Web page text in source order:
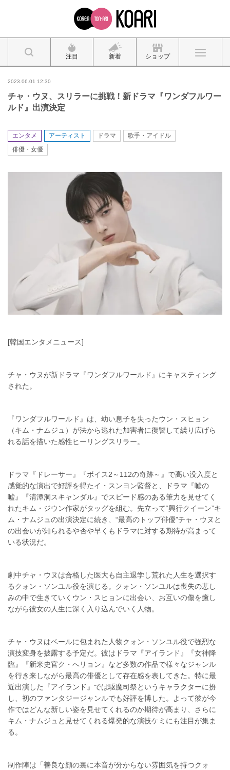
注目 新着 ショップ
2023.06.01 12:30
チャ・ウヌ、スリラーに挑戦！新ドラマ『ワンダフルワー
ルド』出演決定
エンタメ アーティスト ドラマ
歌手・アイドル
俳優・女優
[韓国エンタメニュース]
チャ・ウヌが新ドラマ『ワンダフルワールド』にキャスティング
された。
『ワンダフルワールド』は、幼い息子を失ったウン・スヒョン
（キム・ナムジュ）が法から逃れた加害者に復讐して繰り広げら
れる話を描いた感性ヒーリングスリラー。
ドラマ『ドレーサー』『ボイス2～112の奇跡～』で高い没入度と
感覚的な演出で好評を得たイ・スンヨン監督と、ドラマ『嘘の
嘘』『清潭洞スキャンダル』でスピード感のある筆力を見せてく
れたキム・ジウン作家がタッグを組む。先立って“興行クイーン”キ
ム・ナムジュの出演決定に続き、“最高のトップ俳優”チャ・ウヌと
の出会いが知られるや否や早くもドラマに対する期待が高まって
いる状況だ。
劇中チャ・ウヌは合格した医大も自主退学し荒れた人生を選択す
るクォン・ソンユル役を演じる。クォン・ソンユルは喪失の悲し
みの中で生きていくウン・スヒョンに出会い、お互いの傷を癒し
ながら彼女の人生に深く入り込んでいく人物。
チャ・ウヌはベールに包まれた人物クォン・ソンユル役で強烈な
演技変身を披露する予定だ。彼はドラマ『アイランド』『女神降
臨』『新米史官ク・へリョン』など多数の作品で様々なジャンル
を行き来しながら最高の俳優として存在感を表してきた。特に最
近出演した『アイランド』では駆魔司祭というキャラクターに扮
し、初のファンタジージャンルでも好評を博した。よって彼が今
作ではどんな新しい姿を見せてくれるのか期待が高まり、さらに
キム・ナムジュと見せてくれる爆発的な演技ケミにも注目が集ま
る。
制作陣は「善良な顔の裏に本音が分からない雰囲気を持つクォ